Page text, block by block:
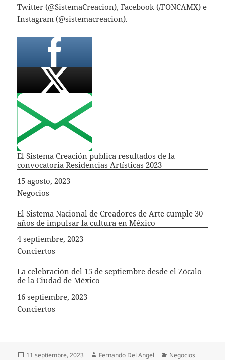
Twitter (@SistemaCreacion), Facebook (/FONCAMX) e
Instagram (@sistemacreacion).
El Sistema Creación publica resultados de la
convocatoria Residencias Artísticas 2023
Fecha
15 agosto, 2023
In relation to
Negocios
El Sistema Nacional de Creadores de Arte cumple 30
años de impulsar la cultura en México
Fecha
4 septiembre, 2023
In relation to
Conciertos
La celebración del 15 de septiembre desde el Zócalo
de la Ciudad de México
Fecha
16 septiembre, 2023
In relation to
Conciertos
Publicado
11 septiembre, 2023 Autor
Fernando Del Angel Categorías
Negocios